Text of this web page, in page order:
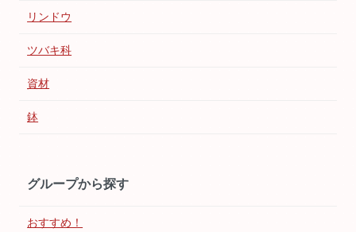
リンドウ
ツバキ科
資材
鉢
グループから探す
おすすめ！